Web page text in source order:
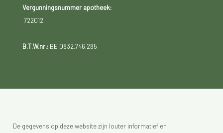
Vergunningsnummer apotheek:
722012
B.T.W.nr.:BE 0832.746.285
De gegevens op deze website zijn louter informatief en